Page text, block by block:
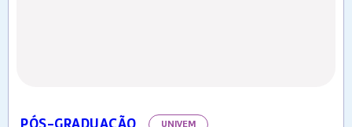
UNIVEM